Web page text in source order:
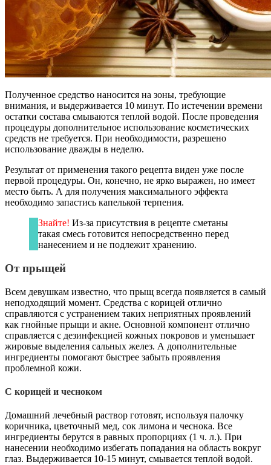
Полученное средство наносится на зоны, требующие
внимания, и выдерживается 10 минут. По истечении времени
остатки состава смываются теплой водой. После проведения
процедуры дополнительное использование косметических
средств не требуется. При необходимости, разрешено
использование дважды в неделю.
Результат от применения такого рецепта виден уже после
первой процедуры. Он, конечно, не ярко выражен, но имеет
место быть. А для получения максимального эффекта
необходимо запастись капелькой терпения.
Знайте! Из-за присутствия в рецепте сметаны
такая смесь готовится непосредственно перед
нанесением и не подлежит хранению.
От прыщей
Всем девушкам известно, что прыщ всегда появляется в самый
неподходящий момент. Средства с корицей отлично
справляются с устранением таких неприятных проявлений
как гнойные прыщи и акне. Основной компонент отлично
справляется с дезинфекцией кожных покровов и уменьшает
жировые выделения сальных желез. А дополнительные
ингредиенты помогают быстрее забыть проявления
проблемной кожи.
С корицей и чесноком
Домашний лечебный раствор готовят, используя палочку
коричника, цветочный мед, сок лимона и чеснока. Все
ингредиенты берутся в равных пропорциях (1 ч. л.). При
нанесении необходимо избегать попадания на область вокруг
глаз. Выдерживается 10-15 минут, смывается теплой водой.